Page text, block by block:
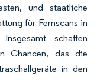
und staatliche
für Fernscans in
schaffen
Chancen, das die
in den